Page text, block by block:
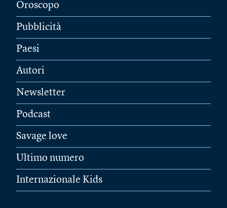
Oroscopo
Pubblicità
Paesi
Autori
Newsletter
Podcast
Savage love
Ultimo numero
Internazionale Kids